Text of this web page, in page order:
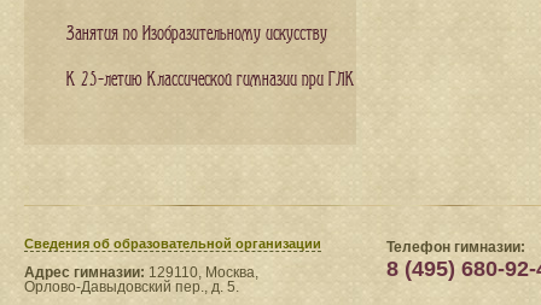
Занятия по Изобразительному искусству
К 25-летию Классической гимназии при ГЛК
Сведения​ об образовательной организации
Адрес гимназии: 129110, Москва,
Орлово-Давыдовский пер., д. 5.
Телефон гимназии:
8 (495) 680-92-